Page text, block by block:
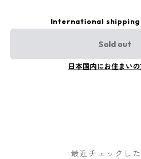
International
Sold out
日本国内にお住まい
最近チェックし